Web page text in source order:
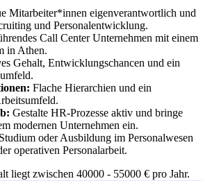
Mitarbeiter*innen eigenverantwortlich und
und Personalentwicklung.
Call Center Unternehmen mit einem
in Athen.
Gehalt, Entwicklungschancen und ein
Flache Hierarchien und ein
Gestalte HR-Prozesse aktiv und bringe
modernen Unternehmen ein.
Studium oder Ausbildung im Personalwesen
operativen Personalarbeit.
liegt zwischen 40000 - 55000 € pro Jahr.